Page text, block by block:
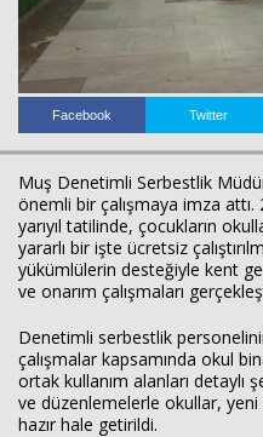
Facebook Twitter
Muş Denetimli Serbestlik
önemli bir çalışmaya imza
yarıyıl tatilinde, çocukların
yararlı bir işte ücretsiz
yükümlülerin desteğiyle kent
ve onarım çalışmaları
Denetimli serbestlik
çalışmalar kapsamında okul
ortak kullanım alanları detaylı
ve düzenlemelerle okullar,
hazır hale getirildi.